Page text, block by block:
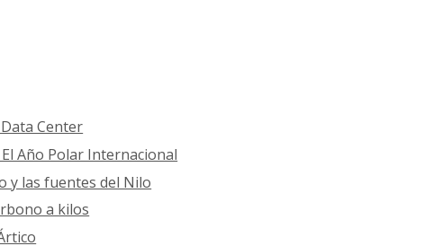
Center
Año Polar Internacional
y las fuentes del Nilo
a kilos